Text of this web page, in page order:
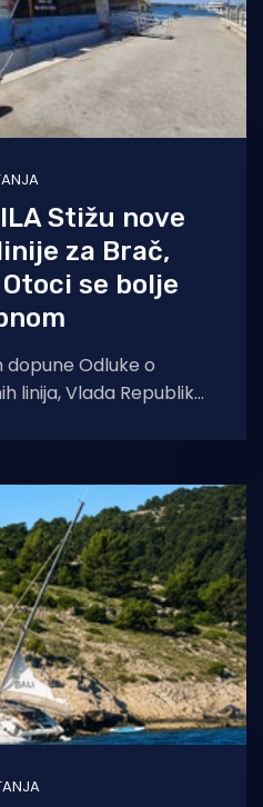
Stižu nove
za Brač,
se bolje
dopune Odluke o
linija, Vlada Republike
će prometovati